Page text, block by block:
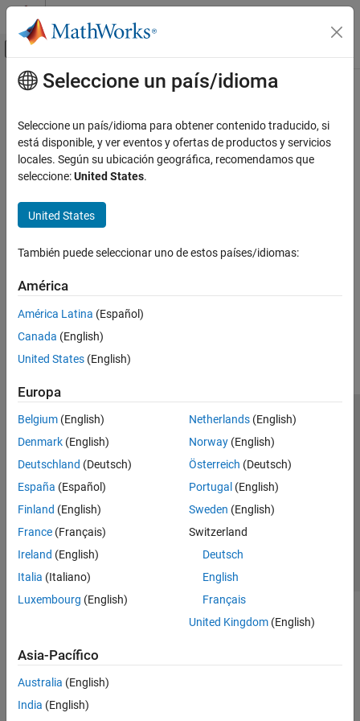
Saltar al contenido
Mostrar/ocultar menú de navegación
Inicio de Documentación
Contenido principal
¿Qué tan útil fue esta traducción?
Seleccione un país/idioma
Seleccione un país/idioma para obtener contenido traducido, si
está disponible, y ver eventos y ofertas de productos y servicios
locales. Según su ubicación geográfica, recomendamos que
seleccione:United States.
United States
También puede seleccionar uno de estos países/idiomas:
América
América Latina (Español)
Canada (English)
United States (English)
Europa
Belgium (English)
Denmark (English)
Deutschland (Deutsch)
España (Español)
Finland (English)
France (Français)
Ireland (English)
Italia (Italiano)
Luxembourg (English)
Netherlands(English)
Norway(English)
Österreich (Deutsch)
Portugal (English)
Sweden (English)
Switzerland
Deutsch
English
Français
United Kingdom(English)
Asia-Pacífico
Australia (English)
India (English)
Centro de confianza
Marcas comerciales
Política de privacidad
Antipiratería
Estado de las aplicaciones
Información de contacto
© 1994-2026 The MathWorks, Inc.
Seleccione un país/